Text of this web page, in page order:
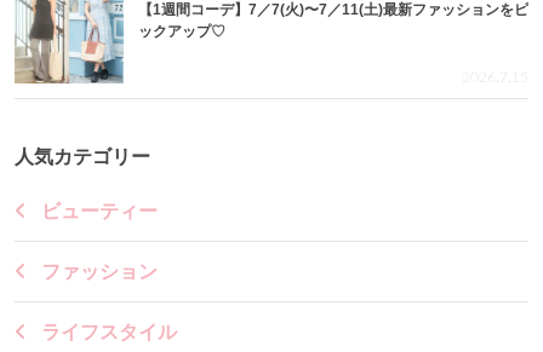
【1週間コーデ】7／7(火)〜7／11(土)最新ファッションをピ
ックアップ♡
2026.7.15
人気カテゴリー
ビューティー
ファッション
ライフスタイル